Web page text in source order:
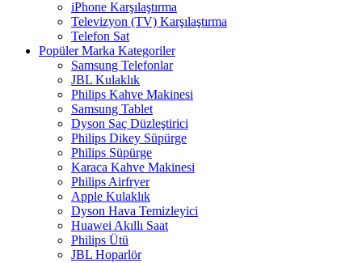
iPhone Karşılaştırma
Televizyon (TV) Karşılaştırma
Telefon Sat
Popüler Marka Kategoriler
Samsung Telefonlar
JBL Kulaklık
Philips Kahve Makinesi
Samsung Tablet
Dyson Saç Düzleştirici
Philips Dikey Süpürge
Philips Süpürge
Karaca Kahve Makinesi
Philips Airfryer
Apple Kulaklık
Dyson Hava Temizleyici
Huawei Akıllı Saat
Philips Ütü
JBL Hoparlör